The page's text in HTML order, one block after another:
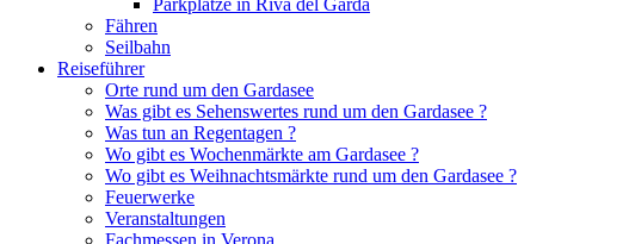
Parkplätze in Riva del Garda
Fähren
Seilbahn
Reiseführer
Orte rund um den Gardasee
Was gibt es Sehenswertes rund um den Gardasee ?
Was tun an Regentagen ?
Wo gibt es Wochenmärkte am Gardasee ?
Wo gibt es Weihnachtsmärkte rund um den Gardasee ?
Feuerwerke
Veranstaltungen
Fachmessen in Verona